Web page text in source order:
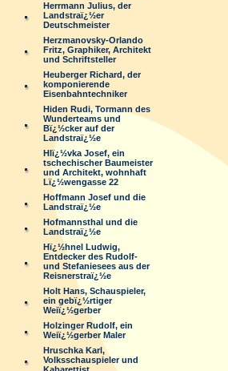
Herrmann Julius, der
Landstraï¿½er
Deutschmeister
Herzmanovsky-Orlando
Fritz, Graphiker, Architekt
und Schriftsteller
Heuberger Richard, der
komponierende
Eisenbahntechniker
Hiden Rudi, Tormann des
Wunderteams und
Bï¿½cker auf der
Landstraï¿½e
Hlï¿½vka Josef, ein
tschechischer Baumeister
und Architekt, wohnhaft
Lï¿½wengasse 22
Hoffmann Josef und die
Landstraï¿½e
Hofmannsthal und die
Landstraï¿½e
Hï¿½hnel Ludwig,
Entdecker des Rudolf-
und Stefaniesees aus der
Reisnerstraï¿½e
Holt Hans, Schauspieler,
ein gebï¿½rtiger
Weiï¿½gerber
Holzinger Rudolf, ein
Weiï¿½gerber Maler
Hruschka Karl,
Volksschauspieler und